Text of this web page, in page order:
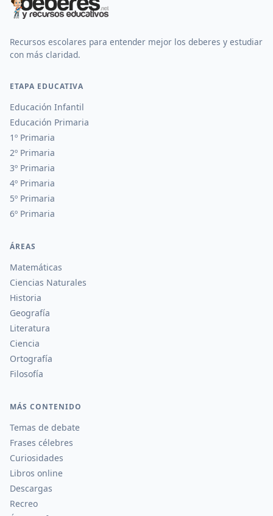
Recursos escolares para entender mejor los deberes y estudiar
con más claridad.
ETAPA EDUCATIVA
Educación Infantil
Educación Primaria
1º Primaria
2º Primaria
3º Primaria
4º Primaria
5º Primaria
6º Primaria
ÁREAS
Matemáticas
Ciencias Naturales
Historia
Geografía
Literatura
Ciencia
Ortografía
Filosofía
MÁS CONTENIDO
Temas de debate
Frases célebres
Curiosidades
Libros online
Descargas
Recreo